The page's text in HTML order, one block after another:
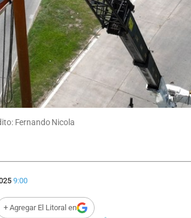
Fernando Nicola
9:00
+ Agregar El Litoral en